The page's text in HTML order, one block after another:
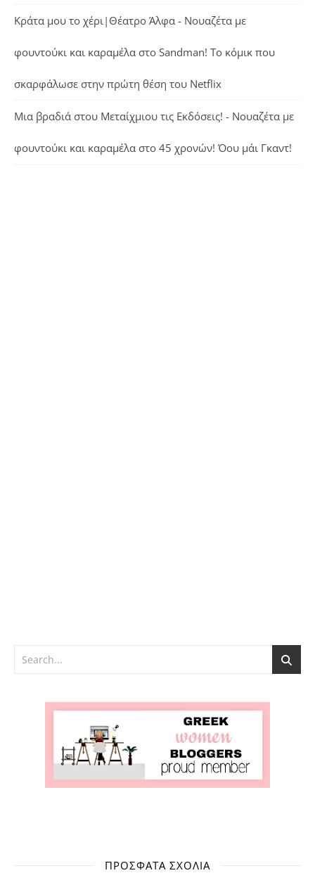
Κράτα μου το χέρι|Θέατρο Άλφα - Νουαζέτα με
φουντούκι και καραμέλα στο Sandman! Το κόμικ που
σκαρφάλωσε στην πρώτη θέση του Netflix
Μια βραδιά στου Μεταίχμιου τις Εκδόσεις! - Νουαζέτα με
φουντούκι και καραμέλα στο 45 χρονών! Όου μάι Γκαντ!
ΠΡΌΣΦΑΤΑ ΣΧΌΛΙΑ